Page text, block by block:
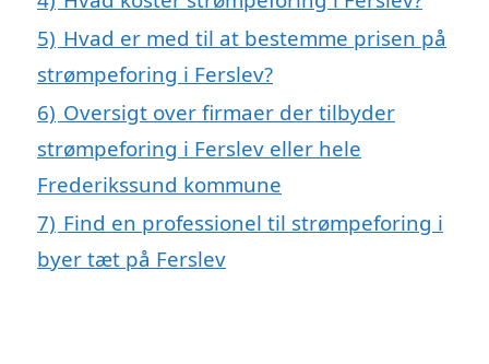
5) Hvad er med til at bestemme prisen på
strømpeforing i Ferslev?
6) Oversigt over firmaer der tilbyder
strømpeforing i Ferslev eller hele
Frederikssund kommune
7) Find en professionel til strømpeforing i
byer tæt på Ferslev